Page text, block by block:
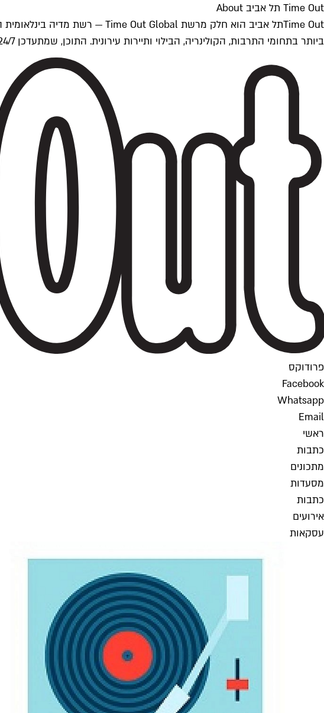
Time Out תל אביב About
ביותר בתחומי התרבות, הקולינריה, הבילוי ותיירות עירונית. התוכן, שמתעדכן 24/7, נכתב ונערך על ידי צוות עיתונאים מקצועי מקומי בישראל, בהתאם לסטנדרטים של Time Out העולמית.
פרודוקס
Facebook
Whatsapp
Email
ראשי
כתבות
מתכונים
מסעדות
כתבות
אירועים
עסקאות